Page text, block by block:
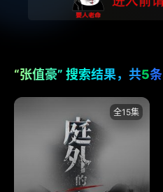
“张值豪” 搜索结果，共5条
全15集